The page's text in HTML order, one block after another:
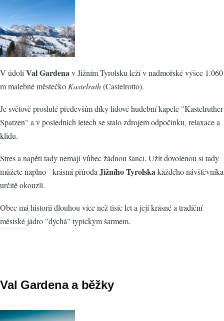
V údolíVal Gardenav Jižním Tyrolsku leží v nadmořské výšce 1.060
m malebné městečko Kastelruth(Castelrotto).
Je světově proslulé především díky lidové hudební kapele "Kastelruther
Spatzen" a v posledních letech se stalo zdrojem odpočinku, relaxace a
klidu.
Stres a napětí tady nemají vůbec žádnou šanci. Užít dovolenou si tady
můžete naplno - krásná příroda Jižního Tyrolskakaždého návštěvníka
určitě okouzlí.
Obec má historii dlouhou více než tisíc let a její krásné a tradiční
městské jádro "dýchá" typickým šarmem.
Val Gardena a běžky